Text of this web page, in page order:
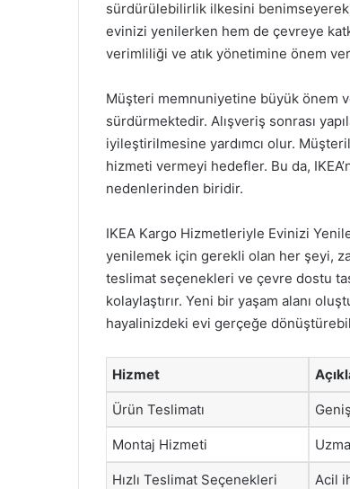
sürdürülebilirlik ilkesini
evinizi yenilerken hem de çevreye
verimliliği ve atık yönetimine önem
Müşteri memnuniyetine büyük önem
sürdürmektedir. Alışveriş sonrası
iyileştirilmesine yardımcı olur.
hizmeti vermeyi hedefler. Bu da,
nedenlerinden biridir.
IKEA Kargo Hizmetleriyle Evinizi
yenilemek için gerekli olan her şeyi,
teslimat seçenekleri ve çevre dostu
kolaylaştırır. Yeni bir yaşam alanı
hayalinizdeki evi gerçeğe
Hizmet
Ürün Teslimatı
Montaj Hizmeti
Hızlı Teslimat Seçenekleri Acil